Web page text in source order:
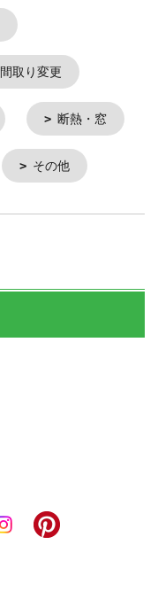
間取り変更
断熱・窓
その他